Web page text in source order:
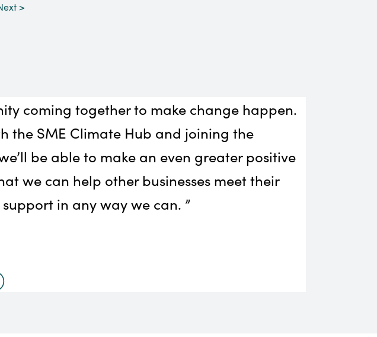
>
coming together to make change happen.
the SME Climate Hub and joining the
be able to make an even greater positive
we can help other businesses meet their
in any way we can. ”